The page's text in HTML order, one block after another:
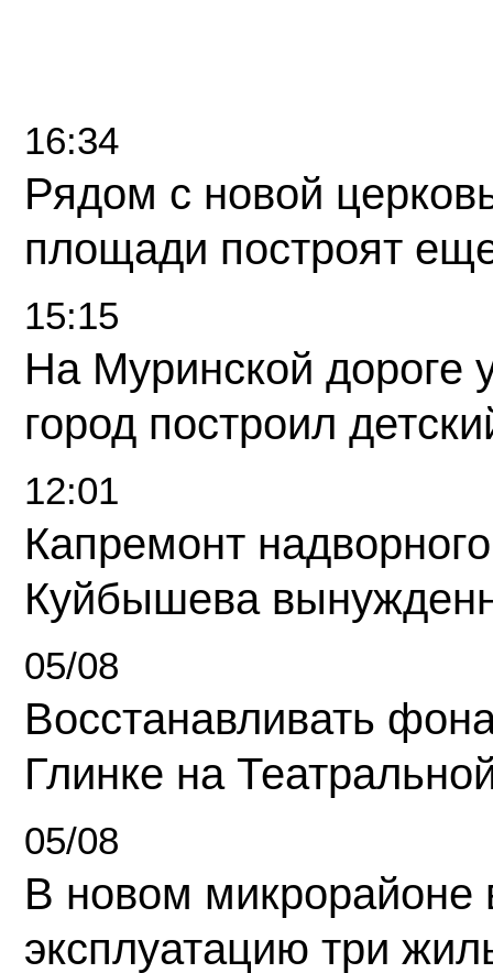
16:34
Рядом с новой
площади построят
15:15
На Муринской дороге
город построил
12:01
Капремонт
Куйбышева
05/08
Восстанавливать
Глинке на
05/08
В новом микрорайоне
эксплуатацию три